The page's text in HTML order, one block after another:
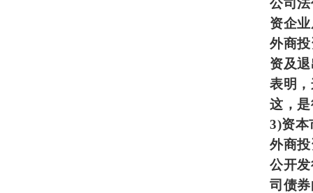
公司
资企
外商
资及
表明
这，
3)资本
外商
公开
司债